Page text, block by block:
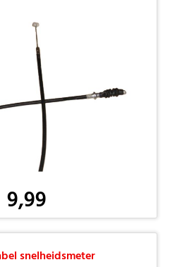
9,99
snelheidsmeter